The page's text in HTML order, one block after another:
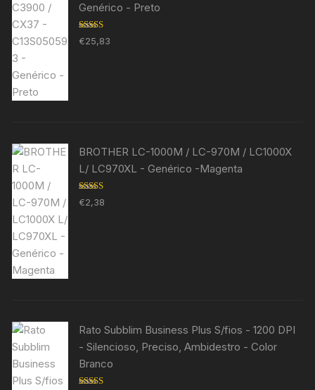
Genérico - Preto
Avaliação
5.00de 5
€25,83
BROTHER LC-1000M / LC-970M / LC1000X
L/ LC970XL - Genérico -Magenta
Avaliação
5.00de 5
€2,38
Rato Subblim Business Plus S/fios - 1200 DPI
- Silencioso, Preciso, Ambidestro - Color
Branco